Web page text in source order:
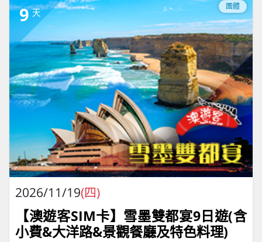
9 天
團體
2026/11/19(四)
【澳遊客SIM卡】雪墨雙都宴9日遊(含
小費&大洋路&景觀餐廳及特色料理)